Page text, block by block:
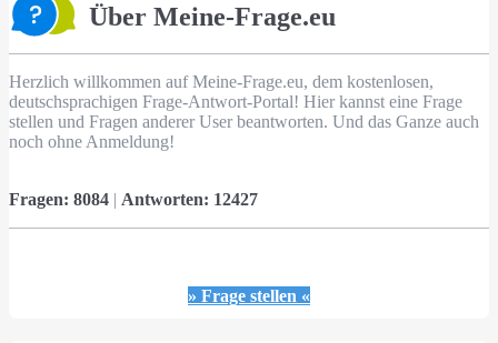
Über Meine-Frage.eu
Herzlich willkommen auf Meine-Frage.eu, dem kostenlosen,
deutschsprachigen Frage-Antwort-Portal! Hier kannst eine Frage
stellen und Fragen anderer User beantworten. Und das Ganze auch
noch ohne Anmeldung!
Fragen: 8084 | Antworten: 12427
» Frage stellen «